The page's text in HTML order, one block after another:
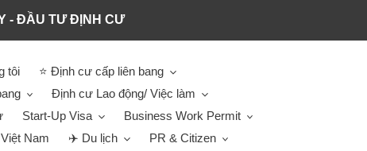
- ĐẦU TƯ ĐỊNH CƯ
tôi
⭐ Định cư cấp liên bang
Định cư Lao động/ Việc làm
Start-Up Visa
Business Work Permit
Nam ✈️ Du lịch
PR & Citizen